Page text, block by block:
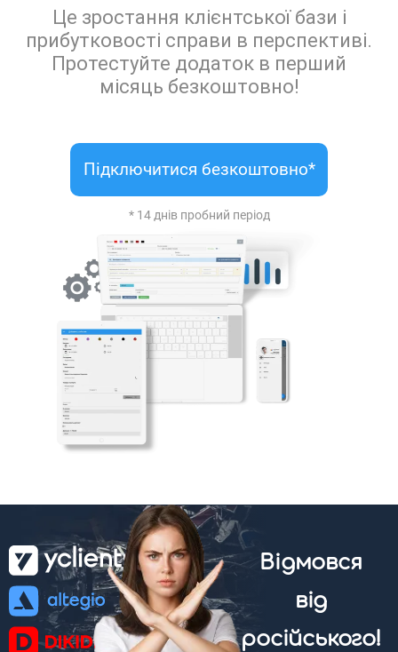
Це зростання клієнтської бази і
прибутковості справи в перспективі.
Протестуйте додаток в перший
місяць безкоштовно!
Підключитися безкоштовно*
* 14 днів пробний період
Відмовся
від
російського!